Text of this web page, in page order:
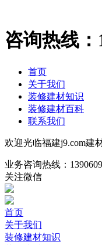
咨询热线：
首页
关于我们
装修建材知识
装修建材百科
联系我们
欢迎光临福建j9.com建
业务咨询热线：
关注微信
首页
关于我们
装修建材知识